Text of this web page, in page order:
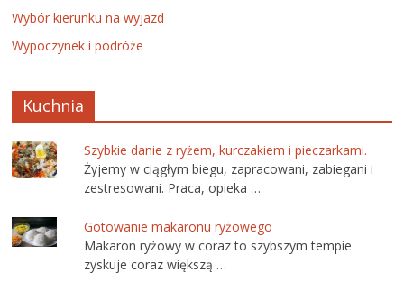
Wybór kierunku na wyjazd
Wypoczynek i podróże
Kuchnia
Szybkie danie z ryżem, kurczakiem i pieczarkami.
Żyjemy w ciągłym biegu, zapracowani, zabiegani i
zestresowani. Praca, opieka …
Gotowanie makaronu ryżowego
Makaron ryżowy w coraz to szybszym tempie
zyskuje coraz większą …